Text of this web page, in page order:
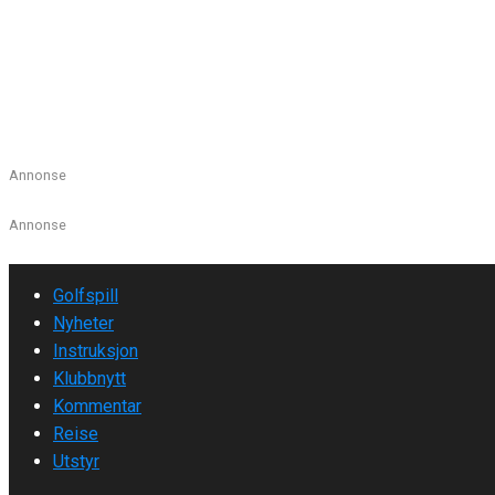
Annonse
Annonse
Golfspill
Nyheter
Instruksjon
Klubbnytt
Kommentar
Reise
Utstyr